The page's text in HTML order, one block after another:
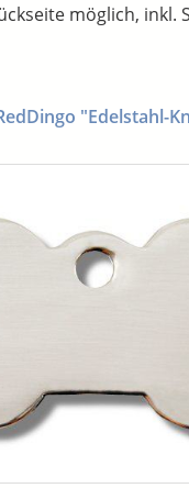
möglich, inkl.
"Edelstahl-